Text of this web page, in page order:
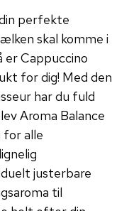
perfekte
skal komme i
Cappuccino
for dig! Med den
har du fuld
Aroma Balance
for alle
justerbare
til